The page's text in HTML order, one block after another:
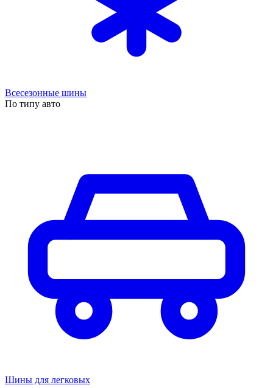
Всесезонные шины
По типу авто
Шины для легковых